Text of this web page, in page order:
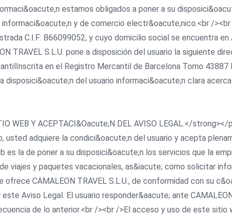
estamos obligados a poner a su
y de comercio electr&oacute;nico.<br /
C.I.F: B66099052, y cuyo domicilio social se encuentra
TRAVEL S.L.U. pone a disposición del usuario la siguiente
en el Registro Mercantil de Barcelona Tomo 43887
del usuario informaci&oacute;n clara
WEB Y ACEPTACI&Oacute;N DEL AVISO LEGAL.</strong></
adquiere la condici&oacute;n del usuario y acepta
la de poner a su disposici&oacute;n los servicios que la
viajes y paquetes vacacionales, as&iacute; como solicitar
CAMALEON TRAVEL S.L.U., de conformidad con su
Aviso Legal. El usuario responder&aacute; ante
de lo anterior.<br /><br />El acceso y uso de este sitio